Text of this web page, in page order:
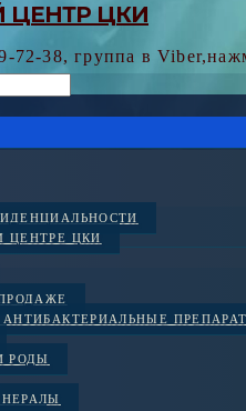
ЦКИ
72-38, группа в
ЦЕНТРЕ ЦКИ
РОДЫ